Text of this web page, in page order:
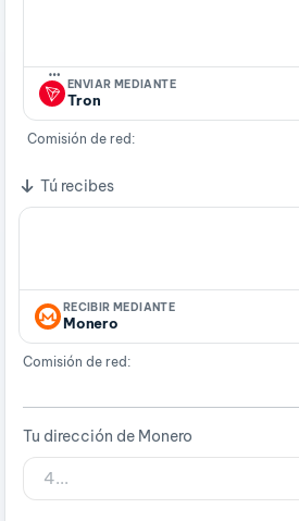
…
ENVIAR MEDIANTE
Tron
Comisión de red:
Tú recibes
RECIBIR MEDIANTE
Monero
Comisión de red:
Tu dirección de Monero